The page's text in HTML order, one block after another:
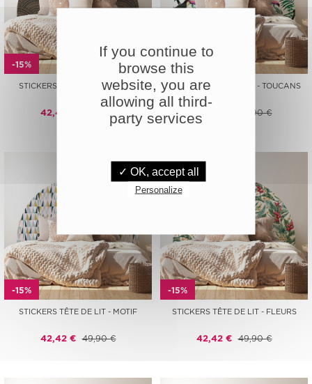
-15%
STICKERS TÊTE DE LIT - MOTIF
42,42 €
-15%
STICKERS TÊTE DE LIT - TOUCANS
49,90 €
-15%
STICKERS TÊTE DE LIT - MOTIF
42,42 € 49,90 €
-15%
STICKERS TÊTE DE LIT - FLEURS
42,42 € 49,90 €
If you continue to
browse this
website, you are
allowing all third-
party services
✓ OK, accept all
Personalize